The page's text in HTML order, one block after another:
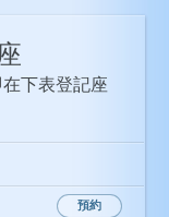
下表登記座
預約